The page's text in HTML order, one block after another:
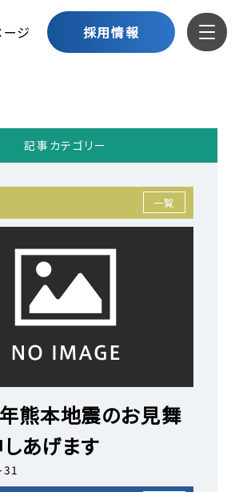
ージ 採用情報
記事カテゴリー
一覧
熊本地震のお見舞
あげます